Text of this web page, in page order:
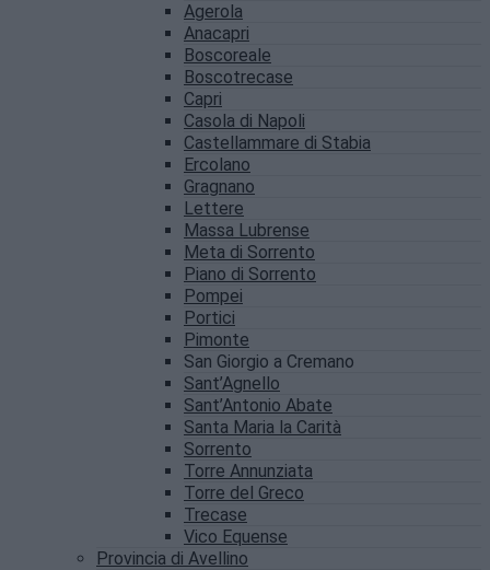
Agerola
Anacapri
Boscoreale
Boscotrecase
Capri
Casola di Napoli
Castellammare di Stabia
Ercolano
Gragnano
Lettere
Massa Lubrense
Meta di Sorrento
Piano di Sorrento
Pompei
Portici
Pimonte
San Giorgio a Cremano
Sant’Agnello
Sant’Antonio Abate
Santa Maria la Carità
Sorrento
Torre Annunziata
Torre del Greco
Trecase
Vico Equense
Provincia di Avellino